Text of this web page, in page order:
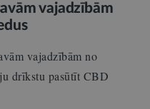
vajadzībām
vajadzībām no
drīkstu pasūtīt CBD